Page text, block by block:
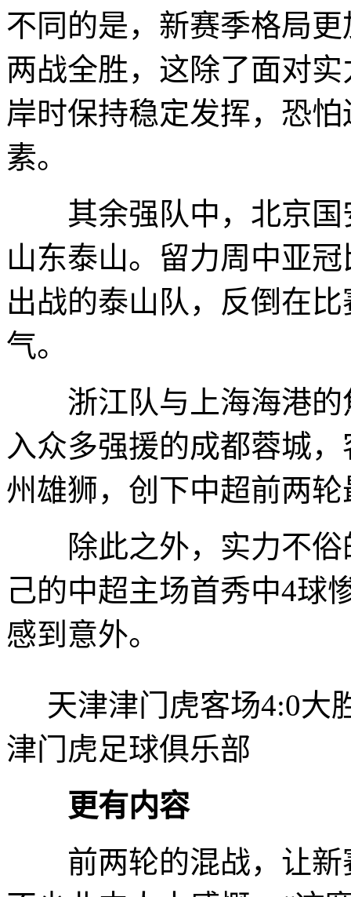
不同的是，新赛季格局
两战全胜，这除了面对
岸时保持稳定发挥，恐
素。
其余强队中，北京国
山东泰山。留力周中亚
出战的泰山队，反倒在
气。
浙江队与上海海港的
入众多强援的成都蓉城
州雄狮，创下中超前两
除此之外，实力不俗
己的中超主场首秀中4球
感到意外。
天津津门虎客场4:0大
津门虎足球俱乐部
更有内容
前两轮的混战，让新